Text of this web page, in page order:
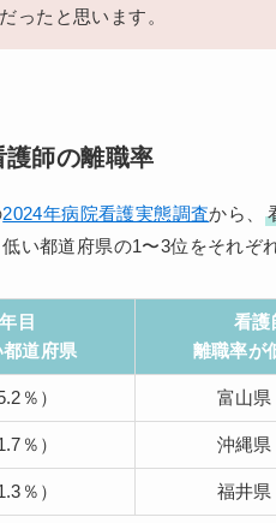
ったと思います。
護師の離職率
2024年病院看護実態調査から、
い都道府県の1〜3位をそれぞ
目
道府県
看護
離職率が
％） 富山県
％） 沖縄県
％） 福井県